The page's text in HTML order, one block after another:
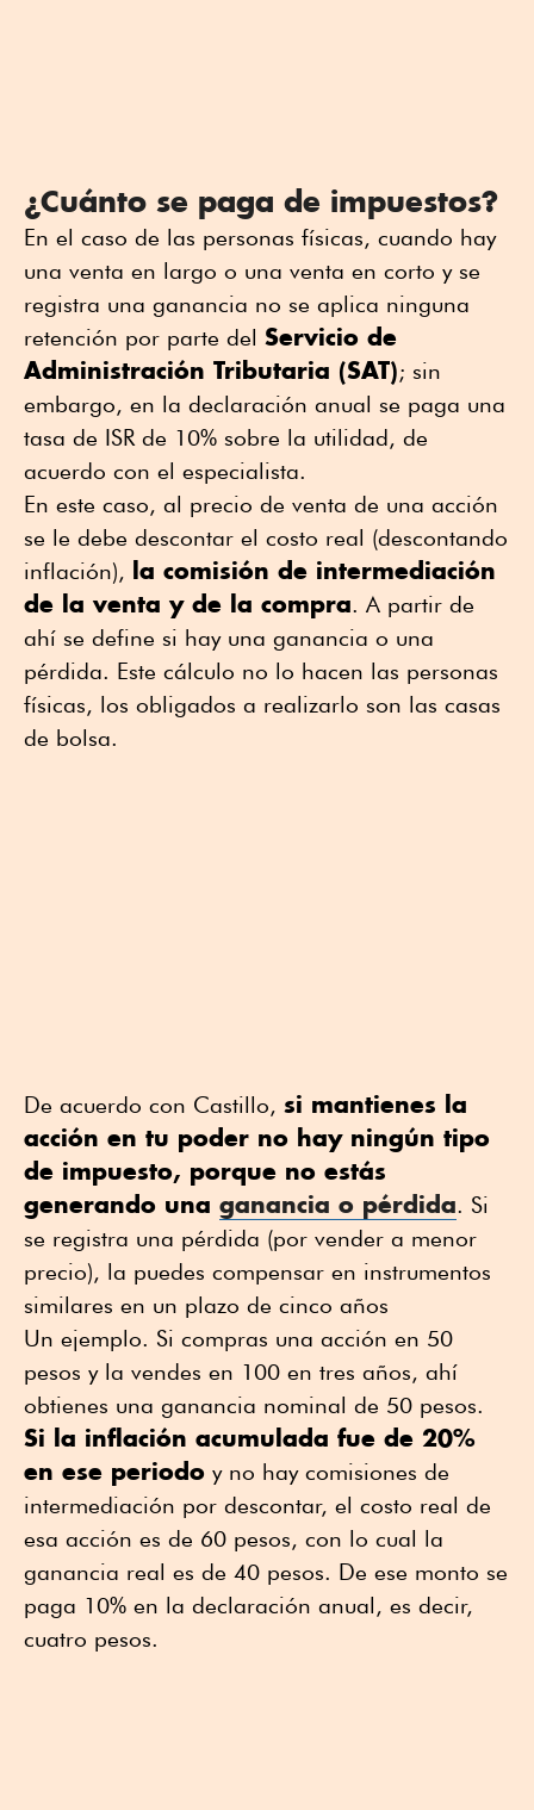
¿Cuánto se paga de impuestos?
En el caso de las personas físicas, cuando hay
una venta en largo o una venta en corto y se
registra una ganancia no se aplica ninguna
retención por parte del Servicio de
Administración Tributaria (SAT); sin
embargo, en la declaración anual se paga una
tasa de ISR de 10% sobre la utilidad, de
acuerdo con el especialista.
En este caso, al precio de venta de una acción
se le debe descontar el costo real (descontando
inflación), la comisión de intermediación
de la venta y de la compra. A partir de
ahí se define si hay una ganancia o una
pérdida. Este cálculo no lo hacen las personas
físicas, los obligados a realizarlo son las casas
de bolsa.
De acuerdo con Castillo, si mantienes la
acción en tu poder no hay ningún tipo
de impuesto, porque no estás
generando una ganancia o pérdida. Si
se registra una pérdida (por vender a menor
precio), la puedes compensar en instrumentos
similares en un plazo de cinco años
Un ejemplo. Si compras una acción en 50
pesos y la vendes en 100 en tres años, ahí
obtienes una ganancia nominal de 50 pesos.
Si la inflación acumulada fue de 20%
en ese periodo y no hay comisiones de
intermediación por descontar, el costo real de
esa acción es de 60 pesos, con lo cual la
ganancia real es de 40 pesos. De ese monto se
paga 10% en la declaración anual, es decir,
cuatro pesos.